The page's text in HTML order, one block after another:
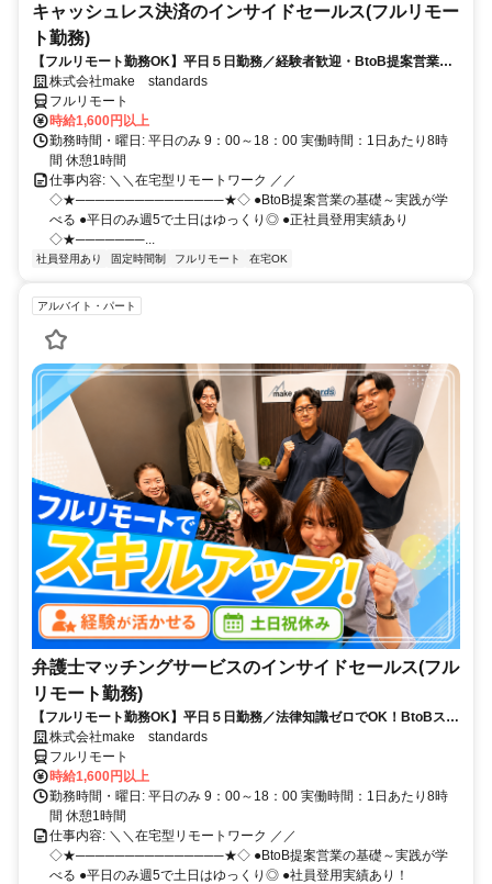
キャッシュレス決済のインサイドセールス(フルリモー
ト勤務)
【フルリモート勤務OK】平日５日勤務／経験者歓迎・BtoB提案営業で
スキルアップ
株式会社make standards
フルリモート
時給1,600円以上
勤務時間・曜日: 平日のみ 9：00～18：00 実働時間：1日あたり8時
間 休憩1時間
仕事内容: ＼＼在宅型リモートワーク ／／
◇★───────────────★◇ ●BtoB提案営業の基礎～実践が学
べる ●平日のみ週5で土日はゆっくり◎ ●正社員登用実績あり
◇★───────...
社員登用あり 固定時間制 フルリモート 在宅OK
アルバイト・パート
弁護士マッチングサービスのインサイドセールス(フル
リモート勤務)
【フルリモート勤務OK】平日５日勤務／法律知識ゼロでOK！BtoBスキ
ルが身につく営業職
株式会社make standards
フルリモート
時給1,600円以上
勤務時間・曜日: 平日のみ 9：00～18：00 実働時間：1日あたり8時
間 休憩1時間
仕事内容: ＼＼在宅型リモートワーク ／／
◇★───────────────★◇ ●BtoB提案営業の基礎～実践が学
べる ●平日のみ週5で土日はゆっくり◎ ●社員登用実績あり！